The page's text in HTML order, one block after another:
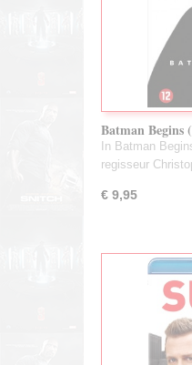
Batman
+
In Batman
regisseur
€ 9,95